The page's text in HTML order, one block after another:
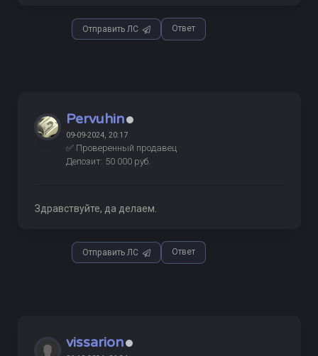
Отправить ЛС Ответ
Pervuhin
09-09-2024, 20:17
✅ Проверенный продавец
Депозит: 50 000 руб.
Здравствуйте, да делаем.
Отправить ЛС Ответ
vissarion